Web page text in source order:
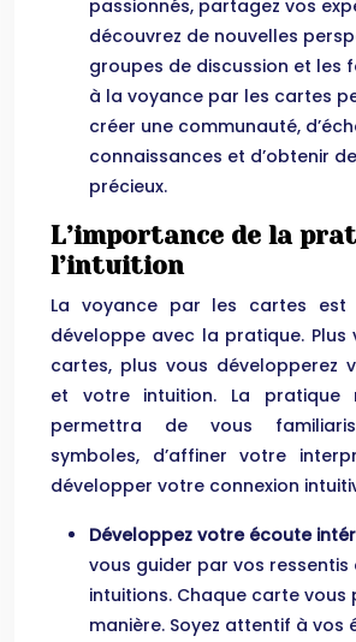
passionnés, partagez vos
découvrez de nouvelles
groupes de discussion et les
à la voyance par les cartes
créer une communauté,
connaissances et d’obtenir
précieux.
L’importance de la
l’intuition
La voyance par les cartes
développe avec la pratique. Plus
cartes, plus vous développerez
et votre intuition. La pratique
permettra de vous
symboles, d’affiner votre
développer votre connexion
Développez votre écoute
vous guider par vos ressentis
intuitions. Chaque carte vous
manière. Soyez attentif à vos